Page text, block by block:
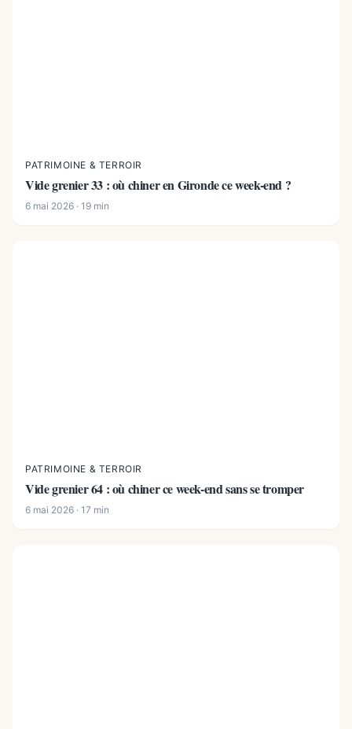
PATRIMOINE & TERROIR
Vide grenier 33 : où chiner en Gironde ce week-end ?
6 mai 2026 · 19 min
PATRIMOINE & TERROIR
Vide grenier 64 : où chiner ce week-end sans se tromper
6 mai 2026 · 17 min